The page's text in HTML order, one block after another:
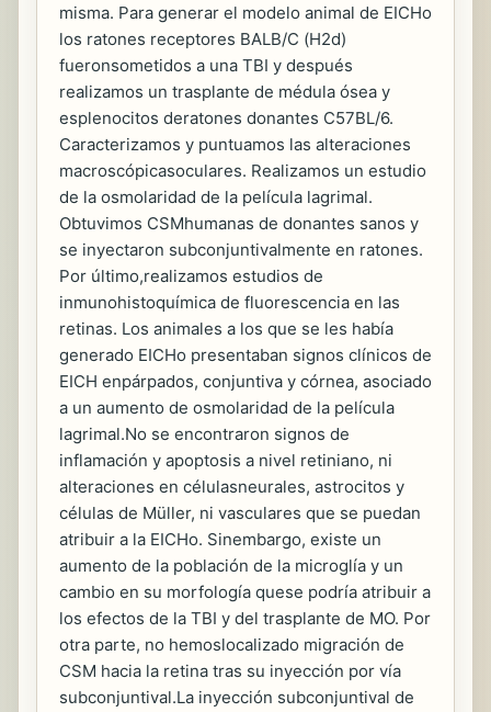
misma. Para generar el modelo animal de EICHo
los ratones receptores BALB/C (H2d)
fueronsometidos a una TBI y después
realizamos un trasplante de médula ósea y
esplenocitos deratones donantes C57BL/6.
Caracterizamos y puntuamos las alteraciones
macroscópicasoculares. Realizamos un estudio
de la osmolaridad de la película lagrimal.
Obtuvimos CSMhumanas de donantes sanos y
se inyectaron subconjuntivalmente en ratones.
Por último,realizamos estudios de
inmunohistoquímica de fluorescencia en las
retinas. Los animales a los que se les había
generado EICHo presentaban signos clínicos de
EICH enpárpados, conjuntiva y córnea, asociado
a un aumento de osmolaridad de la película
lagrimal.No se encontraron signos de
inflamación y apoptosis a nivel retiniano, ni
alteraciones en célulasneurales, astrocitos y
células de Müller, ni vasculares que se puedan
atribuir a la EICHo. Sinembargo, existe un
aumento de la población de la microglía y un
cambio en su morfología quese podría atribuir a
los efectos de la TBI y del trasplante de MO. Por
otra parte, no hemoslocalizado migración de
CSM hacia la retina tras su inyección por vía
subconjuntival.La inyección subconjuntival de